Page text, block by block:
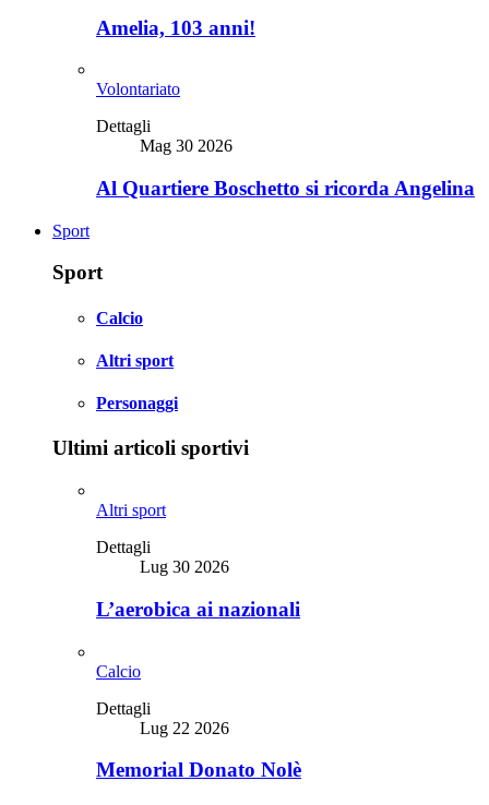
Amelia, 103 anni!
Volontariato
Dettagli
Mag 30 2026
Al Quartiere Boschetto si ricorda Angelina
Sport
Sport
Calcio
Altri sport
Personaggi
Ultimi articoli sportivi
Altri sport
Dettagli
Lug 30 2026
L’aerobica ai nazionali
Calcio
Dettagli
Lug 22 2026
Memorial Donato Nolè